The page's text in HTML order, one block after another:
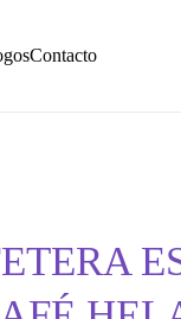
Contacto